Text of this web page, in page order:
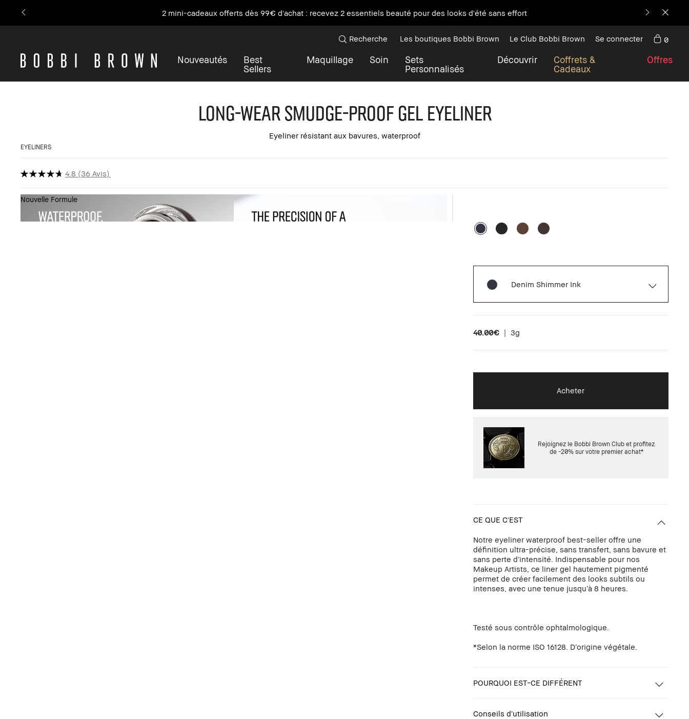
2 mini-cadeaux offerts dès 99€ d'achat : recevez 2 essentiels beauté pour des looks d'été sans effort
Nouveautés
Best
Sellers
Maquillage Soin
Sets
Personnalisés
Découvrir
Coffrets &
Cadeaux
Offres
Recherche Les boutiques Bobbi Brown Le Club Bobbi Brown Se connecter 0
Long-Wear Smudge-Proof Gel Eyeliner
Eyeliner résistant aux bavures, waterproof
EYELINERS
4.8 36 Avis
Nouvelle Formule
Denim Shimmer Ink
40.00€ | 3g
Acheter
Rejoignez le Bobbi Brown Club et profitez
de -20% sur votre premier achat*
CE QUE C'EST
Notre eyeliner waterproof best-seller offre une
définition ultra-précise, sans transfert, sans bavure et
sans perte d’intensité. Indispensable pour nos
Makeup Artists, ce liner gel hautement pigmenté
permet de créer facilement des looks subtils ou
intenses, avec une tenue jusqu’à 8 heures.
Testé sous contrôle ophtalmologique.
*Selon la norme ISO 16128. D’origine végétale.
POURQUOI EST-CE DIFFÉRENT
Conseils d’utilisation